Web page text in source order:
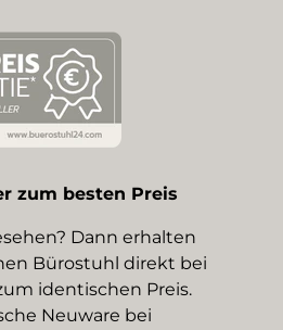
zum besten Preis
Dann erhalten
Bürostuhl direkt bei
identischen Preis.
Neuware bei